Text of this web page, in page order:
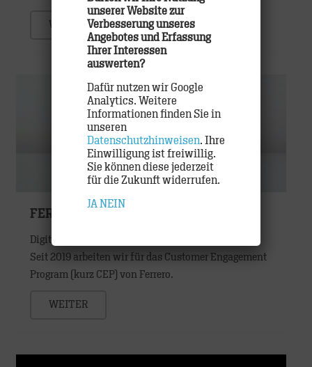
WEITER
FERRERO
Digitale Inszenierung einzigartiger Markenwelten.
Seit 2019 arbeiten wir für das Customer Engagement
Program (kurz CEP) von Ferrero.
WEITER
unserer Website zur
Verbesserung unseres
Angebotes und Erfassung
Ihrer Interessen
auswerten?
Dafür nutzen wir Google
Analytics. Weitere
Informationen finden Sie in
unseren
Datenschutzhinweisen. Ihre
Einwilligung ist freiwillig.
Sie können diese jederzeit
für die Zukunft widerrufen.
JA NEIN